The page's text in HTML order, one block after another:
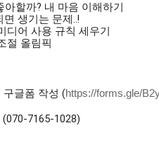
할까? 내 마음 이해하기
생기는 문제..!
사용 규칙 세우기
올림픽
구글폼 작성 (https://forms.gle/
(070-7165-1028)